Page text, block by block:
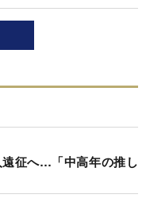
征へ…「中高年の推し